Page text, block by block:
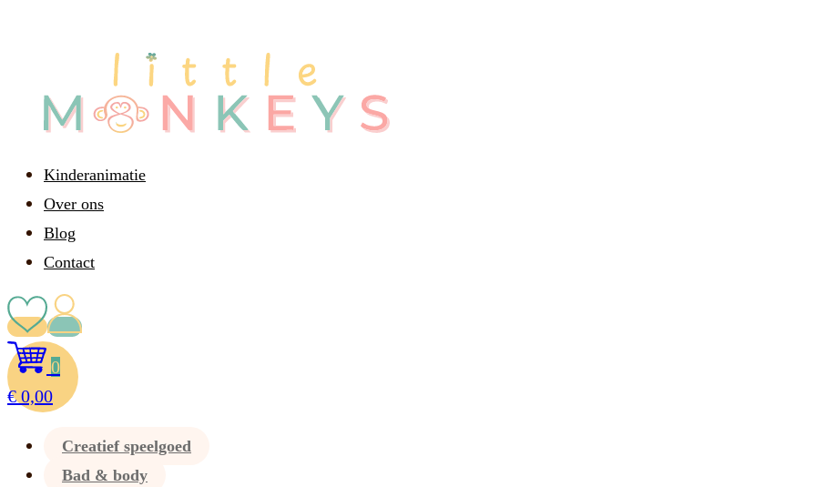
Kinderanimatie
Over ons
Blog
Contact
0
€0,00
Creatief speelgoed
Bad & body